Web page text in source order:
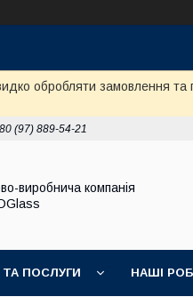
обробляти замовлення
(97) 889-54-21
виробнича компанія
ПОСЛУГИ НАШІ